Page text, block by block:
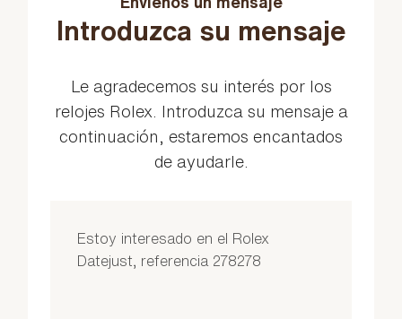
Introduzca su mensaje
Le agradecemos su interés por los
relojes Rolex. Introduzca su mensaje a
continuación, estaremos encantados
de ayudarle.